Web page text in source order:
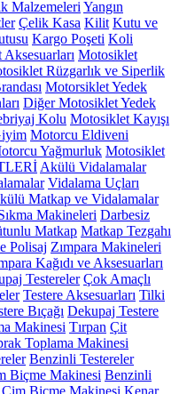
Malzemeleri Yangın
Çelik Kasa Kilit Kutu ve
Kargo Poşeti Koli
Motosiklet
Rüzgarlık ve Siperlik
Motorsiklet Yedek
Diğer Motosiklet Yedek
Kolu Motosiklet Kayışı
Motorcu Eldiveni
Yağmurluk Motosiklet
Akülü Vidalamalar
Vidalama Uçları
Matkap ve Vidalamalar
Makineleri Darbesiz
Matkap Matkap Tezgahı
Polisaj Zımpara Makineleri
Kağıdı ve Aksesuarları
Testereler Çok Amaçlı
Testere Aksesuarları Tilki
Bıçağı Dekupaj Testere
Makinesi Tırpan Çit
Toplama Makinesi
Benzinli Testereler
Biçme Makinesi Benzinli
Biçme Makinesi Kenar